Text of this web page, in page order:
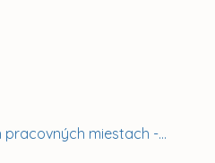
miestach -...